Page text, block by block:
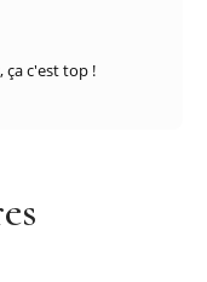
ça c'est top !